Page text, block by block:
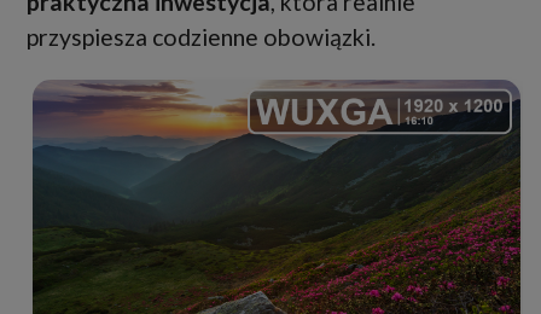
przyspiesza codzienne obowiązki.